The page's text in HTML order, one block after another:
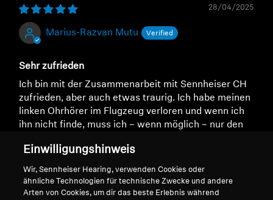
28/04/2025
Marius-Razvan Mutu
Sehr zufrieden
Ich bin mit der Zusammenarbeit mit Sennheiser CH
zufrieden, aber auch etwas traurig. Ich habe meinen
linken Ohrhörer im Flugzeug verloren und wenn ich
ihn nicht finde, muss ich – wenn möglich – nur den
23/01/2025
Einwilligungshinweis
Wir, Sennheiser Hearing, verwenden Cookies oder
ähnliche Technologien für technische Zwecke und andere
Arten von Cookies, um dir das beste Erlebnis während